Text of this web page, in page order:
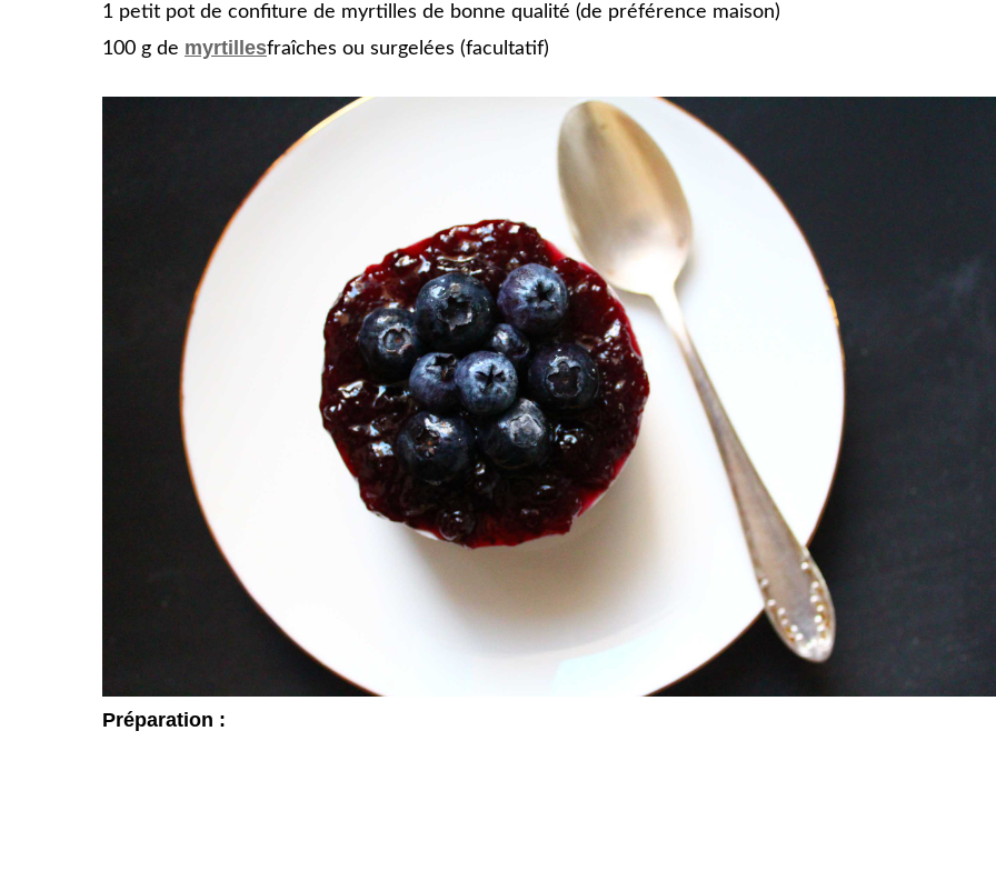
1 petit pot de confiture de myrtilles de bonne qualité (de préférence maison)
100 g de myrtillesfraîches ou surgelées (facultatif)
Préparation :